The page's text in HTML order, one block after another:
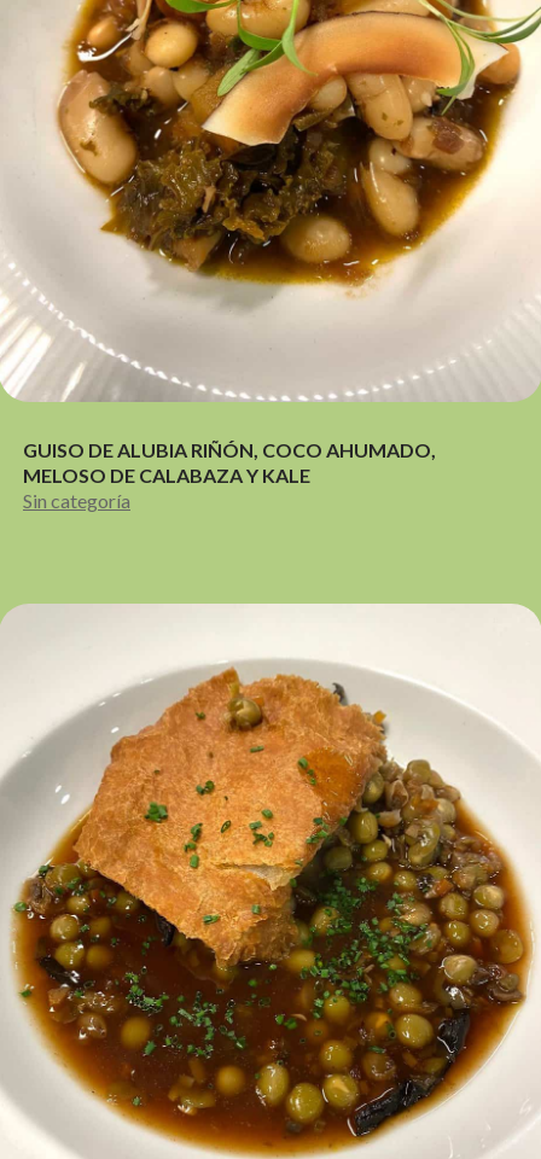
GUISO DE ALUBIA RIÑÓN, COCO AHUMADO,
MELOSO DE CALABAZA Y KALE
Sin categoría